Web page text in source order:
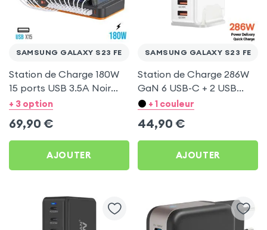
SAMSUNG GALAXY S23 FE
Station de Charge 180W
15 ports USB 3.5A Noir
pour Samsung Galaxy S23
+ 3 option
69,90 €
AJOUTER
SAMSUNG GALAXY S23 FE
Station de Charge 286W
GaN 6 USB-C + 2 USB
Blanc pour Samsung
+ 1 couleur
44,90 €
AJOUTER